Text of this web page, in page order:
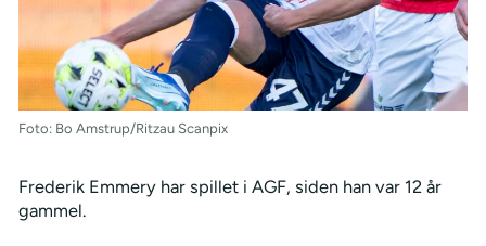
Foto: Bo Amstrup/Ritzau Scanpix
Frederik Emmery har spillet i AGF, siden han var 12 år
gammel.